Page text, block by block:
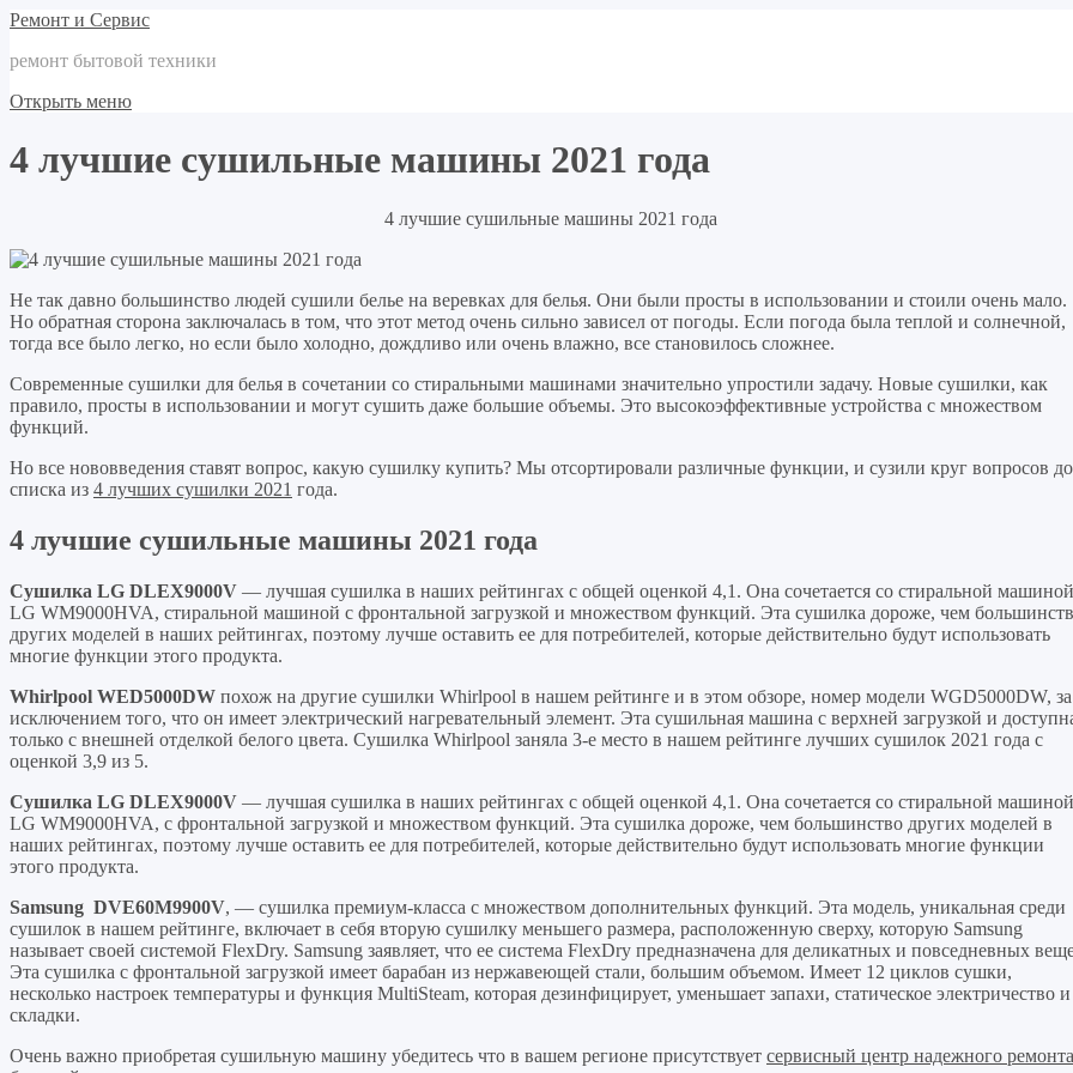
Ремонт и Сервис
ремонт бытовой техники
Открыть меню
4 лучшие сушильные машины 2021 года
4 лучшие сушильные машины 2021 года
Не так давно большинство людей сушили белье на веревках для белья. Они были просты в использовании и стоили очень мало.
Но обратная сторона заключалась в том, что этот метод очень сильно зависел от погоды. Если погода была теплой и солнечной,
тогда все было легко, но если было холодно, дождливо или очень влажно, все становилось сложнее.
Современные сушилки для белья в сочетании со стиральными машинами значительно упростили задачу. Новые сушилки, как
правило, просты в использовании и могут сушить даже большие объемы. Это высокоэффективные устройства с множеством
функций.
Но все нововведения ставят вопрос, какую сушилку купить? Мы отсортировали различные функции, и сузили круг вопросов до
списка из 4 лучших сушилки 2021 года.
4 лучшие сушильные машины 2021 года
Сушилка LG DLEX9000V — лучшая сушилка в наших рейтингах с общей оценкой 4,1. Она сочетается со стиральной машиной
LG WM9000HVA, стиральной машиной с фронтальной загрузкой и множеством функций. Эта сушилка дороже, чем
других моделей в наших рейтингах, поэтому лучше оставить ее для потребителей, которые действительно будут использовать
многие функции этого продукта.
Whirlpool WED5000DW похож на другие сушилки Whirlpool в нашем рейтинге и в этом обзоре, номер модели WGD5000DW, за
исключением того, что он имеет электрический нагревательный элемент. Эта сушильная машина с верхней загрузкой и
только с внешней отделкой белого цвета. Сушилка Whirlpool заняла 3-е место в нашем рейтинге лучших сушилок 2021 года с
оценкой 3,9 из 5.
Сушилка LG DLEX9000V — лучшая сушилка в наших рейтингах с общей оценкой 4,1. Она сочетается со стиральной машиной
LG WM9000HVA, с фронтальной загрузкой и множеством функций. Эта сушилка дороже, чем большинство других моделей в
наших рейтингах, поэтому лучше оставить ее для потребителей, которые действительно будут использовать многие функции
этого продукта.
Samsung DVE60M9900V, — сушилка премиум-класса с множеством дополнительных функций. Эта модель, уникальная среди
сушилок в нашем рейтинге, включает в себя вторую сушилку меньшего размера, расположенную сверху, которую Samsung
называет своей системой FlexDry. Samsung заявляет, что ее система FlexDry предназначена для деликатных и повседневных
Эта сушилка с фронтальной загрузкой имеет барабан из нержавеющей стали, большим объемом. Имеет 12 циклов сушки,
несколько настроек температуры и функция MultiSteam, которая дезинфицирует, уменьшает запахи, статическое электричество и
складки.
Очень важно приобретая сушильную машину убедитесь что в вашем регионе присутствует сервисный центр надежного ремонта